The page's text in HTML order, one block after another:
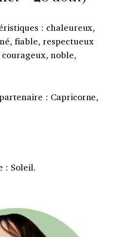
: chaleureux,
fiable, respectueux
noble,
: Capricorne,
: Soleil.